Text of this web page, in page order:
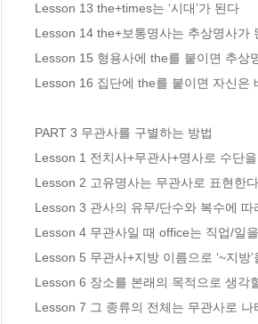
Lesson 13 the+times는 ‘시대’가 된다
Lesson 14 the+보통명사는 추상명사가
Lesson 15 형용사에 the를 붙이면 추상
Lesson 16 집단에 the를 붙이면 자신은
PART 3 무관사를 구별하는 방법
Lesson 1 전치사+무관사+명사로 수단
Lesson 2 고유명사는 무관사로 표현한다
Lesson 3 관사의 유무/단수와 복수에
Lesson 4 무관사일 때 office는 직업/일
Lesson 5 무관사+지방 이름으로 ‘~지방
Lesson 6 장소를 본래의 목적으로 생각
Lesson 7 그 종류의 전체는 무관사로 나